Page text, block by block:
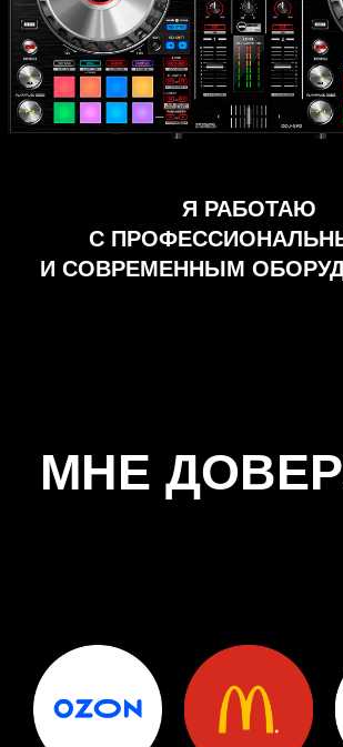
95% ЛЮДЕЙ СТАНОВЯТСЯ
СЧАСТЛИВЕЕ ПРИ
НАЖАТИИ НА ЭТУ КНОПКУ